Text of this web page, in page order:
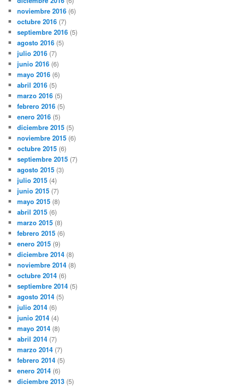
noviembre 2016 (6)
octubre 2016 (7)
septiembre 2016 (5)
agosto 2016 (5)
julio 2016 (7)
junio 2016 (6)
mayo 2016 (6)
abril 2016 (5)
marzo 2016 (5)
febrero 2016 (5)
enero 2016 (5)
diciembre 2015 (5)
noviembre 2015 (6)
octubre 2015 (6)
septiembre 2015 (7)
agosto 2015 (3)
julio 2015 (4)
junio 2015 (7)
mayo 2015 (8)
abril 2015 (6)
marzo 2015 (8)
febrero 2015 (6)
enero 2015 (9)
diciembre 2014 (8)
noviembre 2014 (8)
octubre 2014 (6)
septiembre 2014 (5)
agosto 2014 (5)
julio 2014 (6)
junio 2014 (4)
mayo 2014 (8)
abril 2014 (7)
marzo 2014 (7)
febrero 2014 (5)
enero 2014 (6)
diciembre 2013 (5)